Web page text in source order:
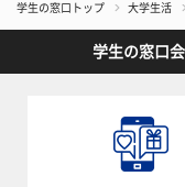
学生の窓口トップ 大学生活
学生の窓口